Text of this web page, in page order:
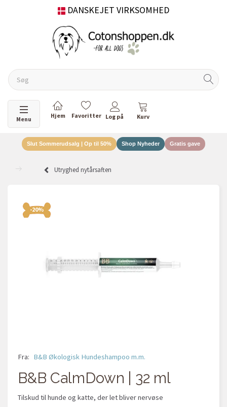
DANSKEJET VIRKSOMHED
Skifte navigation
Menu
Slut Sommerudsalg | Op til 50% Shop Nyheder Gratis gave
Utryghed nytårsaften
-20%
Fra: B&B Økologisk Hundeshampoo m.m.
B&B CalmDown | 32 ml
Tilskud til hunde og katte, der let bliver nervøse